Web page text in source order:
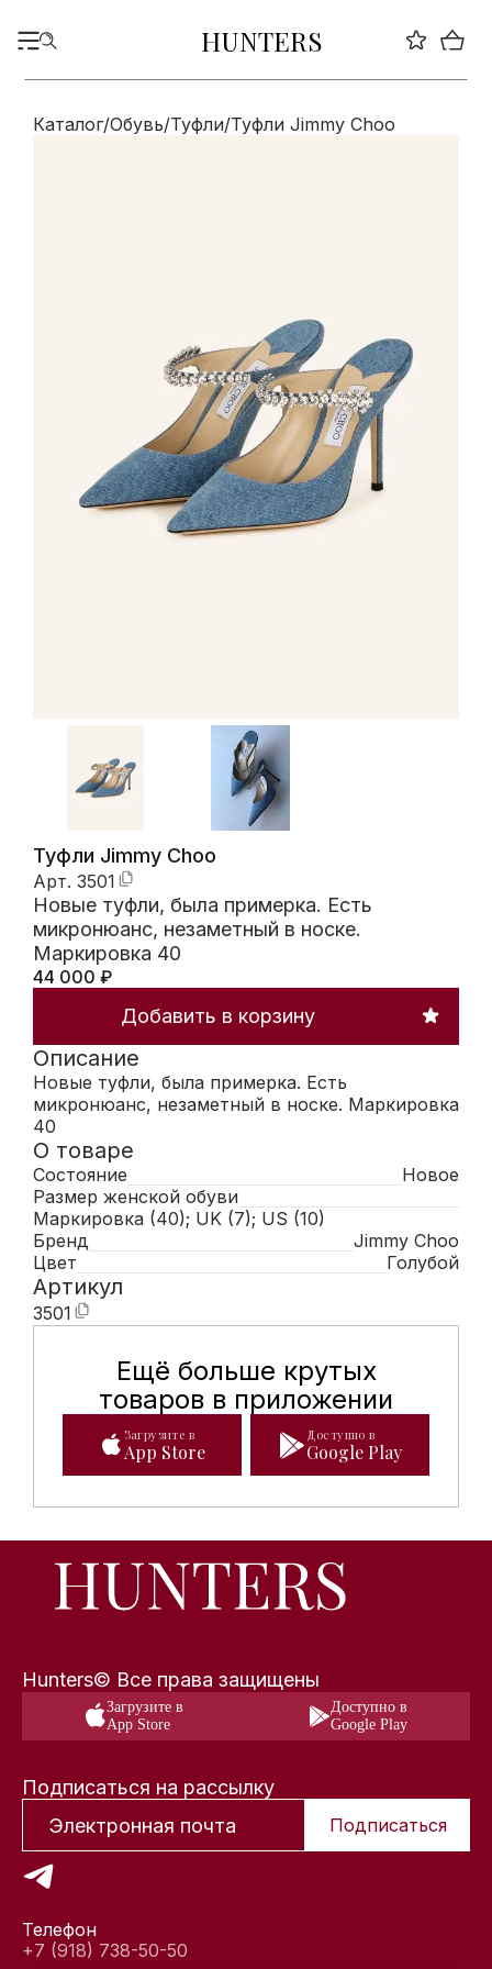
HUNTERS
Каталог/Обувь/Туфли/Туфли Jimmy Choo
Туфли Jimmy Choo
Арт. 3501
Новые туфли, была примерка. Есть
микронюанс, незаметный в носке.
Маркировка 40
44 000 ₽
Добавить в корзину
Описание
Новые туфли, была примерка. Есть
микронюанс, незаметный в носке. Маркировка
40
О товаре
Состояние
Новое
Размер женской обуви
Маркировка (40); UK (7); US (10)
Бренд
Jimmy Choo
Цвет
Голубой
Артикул
3501
Ещё больше крутых
товаров в приложении
Мобильное приложение
Загрузите в
App Store
Доступно в
Google Play
Hunters© Все права защищены
Загрузите в
App Store
Доступно в
Google Play
Подписаться на рассылку
Подписаться
Телефон
+7 (918) 738-50-50